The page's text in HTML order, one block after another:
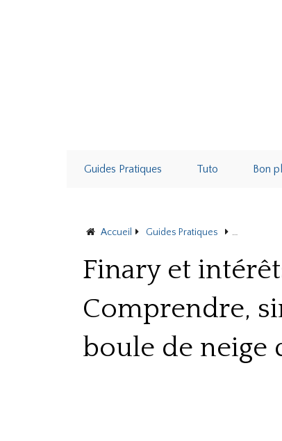
Guides Pratiques Tuto Bon
Accueil Guides Pratiques Finary et
Finary et
Comprendre,
boule de neige